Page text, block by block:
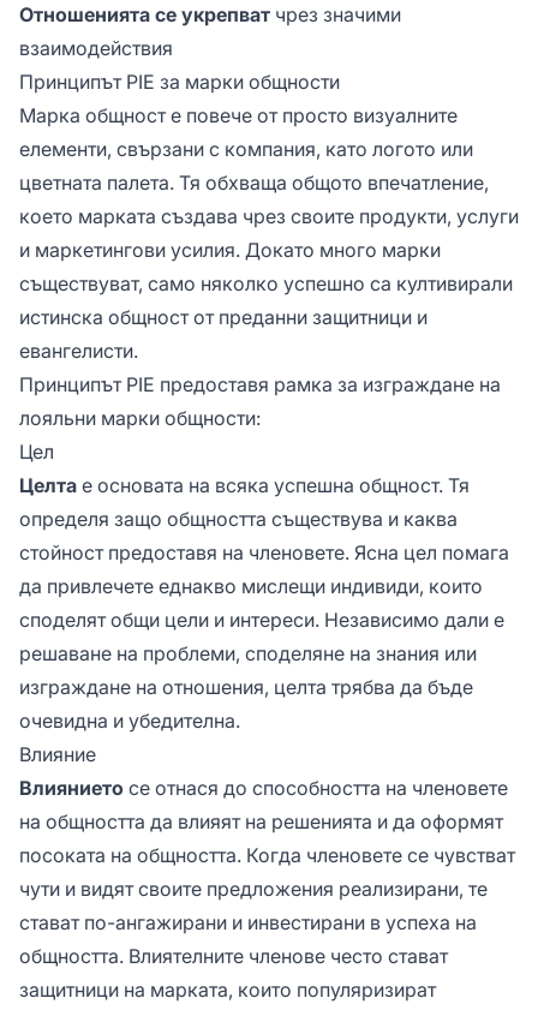
Отношенията се укрепват чрез значими
взаимодействия
Принципът PIE за марки общности
Марка общност е повече от просто визуалните
елементи, свързани с компания, като логото или
цветната палета. Тя обхваща общото впечатление,
което марката създава чрез своите продукти, услуги
и маркетингови усилия. Докато много марки
съществуват, само няколко успешно са култивирали
истинска общност от преданни защитници и
евангелисти.
Принципът PIE предоставя рамка за изграждане на
лояльни марки общности:
Цел
Целта е основата на всяка успешна общност. Тя
определя защо общността съществува и каква
стойност предоставя на членовете. Ясна цел помага
да привлечете еднакво мислещи индивиди, които
споделят общи цели и интереси. Независимо дали е
решаване на проблеми, споделяне на знания или
изграждане на отношения, целта трябва да бъде
очевидна и убедителна.
Влияние
Влиянието се отнася до способността на членовете
на общността да влияят на решенията и да оформят
посоката на общността. Когда членовете се чувстват
чути и видят своите предложения реализирани, те
стават по-ангажирани и инвестирани в успеха на
общността. Влиятелните членове често стават
защитници на марката, които популяризират